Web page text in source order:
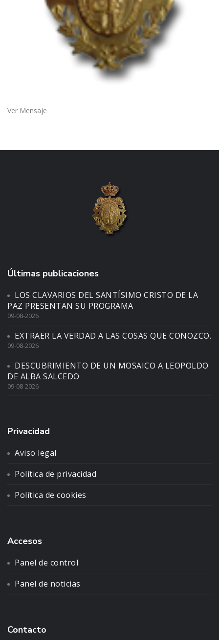
Ver Mensaje
Últimas publicaciones
LOS CLAVARIOS DEL SANTÍSIMO CRISTO DE LA
PAZ PRESENTAN SU PROGRAMA
09-08-2026
EXTRAER LA VERDAD A LAS COSAS QUE CONOZCO.
09-08-2026
DESCUBRIMIENTO DE UN MOSAICO A LEOPOLDO
DE ALBA SALCEDO
09-08-2026
Privacidad
Aviso legal
Política de privacidad
Política de cookies
Accesos
Panel de control
Panel de noticias
Contacto